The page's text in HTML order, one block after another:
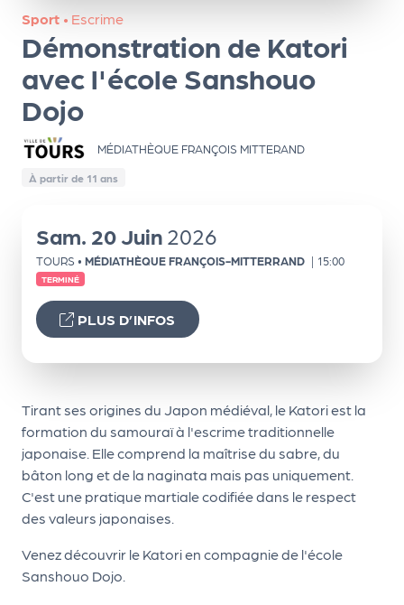
Sport • Escrime
Démonstration de Katori
avec l'école Sanshouo
Dojo
MÉDIATHÈQUE FRANÇOIS MITTERAND
À partir de 11 ans
Sam. 20 Juin 2026
TOURS • MÉDIATHÈQUE FRANÇOIS-MITTERRAND | 15:00
TERMINÉ
PLUS D’INFOS
Tirant ses origines du Japon médiéval, le Katori est la
formation du samouraï à l'escrime traditionnelle
japonaise. Elle comprend la maîtrise du sabre, du
bâton long et de la naginata mais pas uniquement.
C'est une pratique martiale codifiée dans le respect
des valeurs japonaises.
Venez découvrir le Katori en compagnie de l'école
Sanshouo Dojo.
ns
PR
O
G!
PR
O
Le
Ma
g
Sui
e
le
PR
O
G!
N
os
se